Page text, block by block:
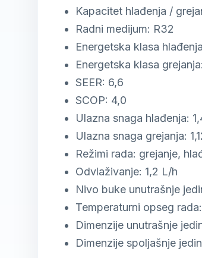
Kapacitet hlađenja /
Radni medijum: R32
Energetska klasa
Energetska klasa
SEER: 6,6
SCOP: 4,0
Ulazna snaga hlađenja:
Ulazna snaga grejanja:
Režimi rada: grejanje,
Odvlaživanje: 1,2 L/h
Nivo buke unutrašnje
Temperaturni opseg
Dimenzije unutrašnje
Dimenzije spoljašnje